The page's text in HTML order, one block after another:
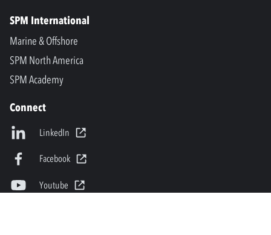
SPM International
Marine & Offshore
SPM North America
SPM Academy
Connect
LinkedIn
Facebook
Youtube